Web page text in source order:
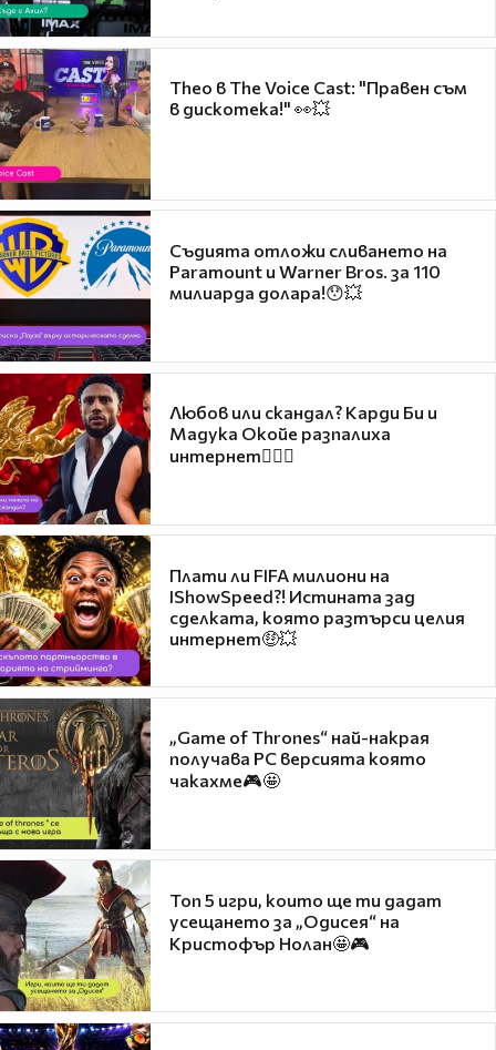
Theo в The Voice Cast: "Правен съм
в дискотека!" 👀💥
Съдията отложи сливането на
Paramount и Warner Bros. за 110
милиарда долара!😯💥
Любов или скандал? Карди Би и
Мадука Окойе разпалиха
интернет❤️‍🔥🔥
Плати ли FIFA милиони на
IShowSpeed?! Истината зад
сделката, която разтърси целия
интернет🤑💥
„Game of Thrones“ най-накрая
получава PC версията която
чакахме🎮🤩
Топ 5 игри, които ще ти дадат
усещането за „Одисея“ на
Кристофър Нолан🤩🎮